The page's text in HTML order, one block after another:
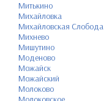
Митькино
Михайловка
Михайловская Слобода
Михнево
Мишутино
Моденово
Можайск
Можайский
Молоково